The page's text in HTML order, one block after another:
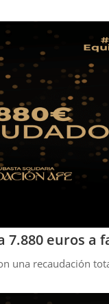
7.880 euros a
una recaudación